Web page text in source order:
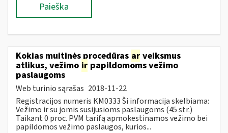
Paieška
Kokias muitinės procedūras ar veiksmus
atlikus, vežimo ir papildomoms vežimo
paslaugoms
Web turinio sąrašas 2018-11-22
Registracijos numeris KM0333 Ši informacija skelbiama:
Vežimo ir su jomis susijusioms paslaugoms (45 str.)
Taikant 0 proc. PVM tarifą apmokestinamos vežimo bei
papildomos vežimo paslaugos, kurios...